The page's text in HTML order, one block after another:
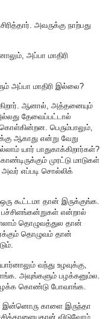
அவருக்கு நாற்பது
அப்பா மாதிரி
அப்பா மாதிரி இல்லை?
ஆனால், அத்தனையும்
தேவைப்பட்டால்
பெரும்பாலும்,
ஆகாது என்று வேறு
யார் பாதுகாக்கிறார்கள்?
முரட்டு மாடுகள்
எப்படி சொல்லிக்
ஒரு கூட்டமா தான் இருக்குங்க.
பச்சிளங்கன்றுகள் என்றால்
தொழுவத்துல தான்
தொழுவம் தான்
வந்து உழவுக்கு,
அவுங்களும் பழக்கனும்ல.
கொண்டு போவாங்க.
இன்னொரு காளை இருந்தா
விடுவோம்.